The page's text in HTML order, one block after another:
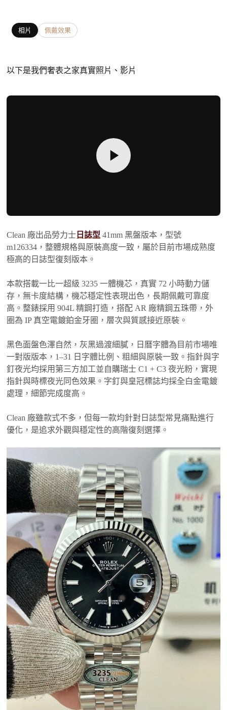
相片 佩戴效果
以下是我們奢表之家真實照片、影片
Clean 廠出品勞力士 日誌型 41mm 黑盤版本，型號
m126334，整體規格與原裝高度一致，屬於目前市場成熟度
極高的日誌型復刻版本。
本款搭載一比一超級 3235 一體機芯，真實 72 小時動力儲
存，無卡度結構，機芯穩定性表現出色，長期佩戴可靠度
高。整錶採用 904L 精鋼打造，搭配 AR 廠精鋼五珠帶，外
圈為 IP 真空電鍍鉑金牙圈，層次與質感接近原裝。
黑色面盤色澤自然，灰黑過渡細膩，日曆字體為目前市場唯
一對版版本，1–31 日字體比例、粗細與原裝一致。指針與字
釘夜光均採用第三方加工並自購瑞士 C1 + C3 夜光粉，實現
指針與時標夜光同色效果。字釘與皇冠標誌均採全白金電鍍
處理，細節完成度高。
Clean 廠雖款式不多，但每一款均針對日誌型常見痛點進行
優化，是追求外觀與穩定性的高階復刻選擇。